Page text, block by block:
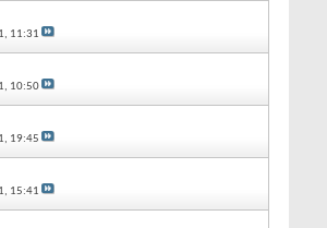
11:31
10:50
19:45
15:41